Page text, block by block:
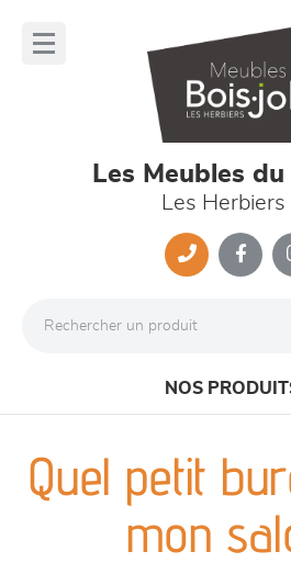
Les Meubles
Les Herbiers
NOS
canapés et fauteuils
Quel petit
mon